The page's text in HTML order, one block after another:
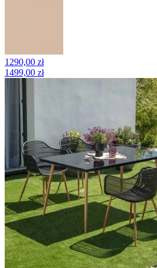
1290,00 zł
1499,00 zł